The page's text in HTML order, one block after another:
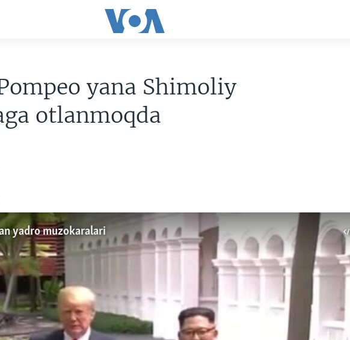
yana Shimoliy
otlanmoqda
yadro muzokaralari